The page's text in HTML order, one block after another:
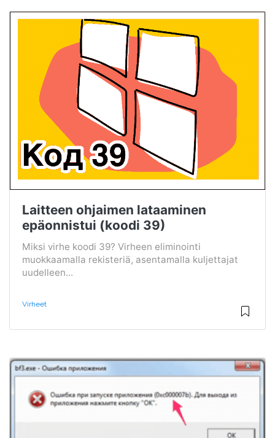
Laitteen ohjaimen lataaminen
epäonnistui (koodi 39)
Miksi virhe koodi 39? Virheen eliminointi
muokkaamalla rekisteriä, asentamalla kuljettajat
uudelleen...
Virheet